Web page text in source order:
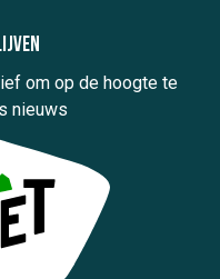
om op de hoogte te
nieuws